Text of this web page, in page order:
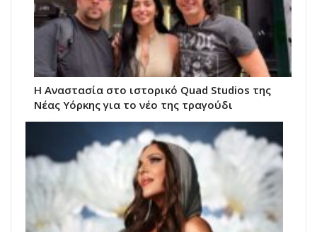
Η Αναστασία στο ιστορικό Quad Studios της
Νέας Υόρκης για το νέο της τραγούδι